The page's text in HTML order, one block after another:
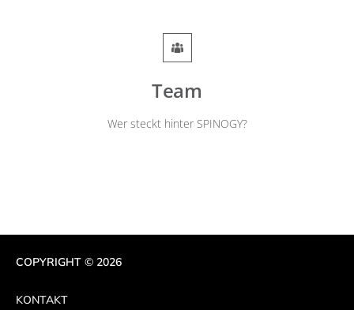
Team
Wer steckt hinter SPINOGY?
COPYRIGHT © 2026
KONTAKT